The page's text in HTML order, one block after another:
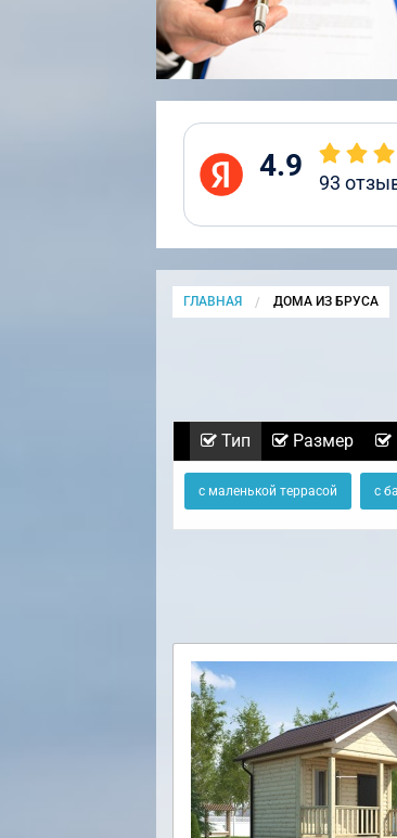
4.9 93
ГЛАВНАЯ CURRENT:
ДОМА ИЗ БРУСА
Тип Размер
с маленькой террасой с